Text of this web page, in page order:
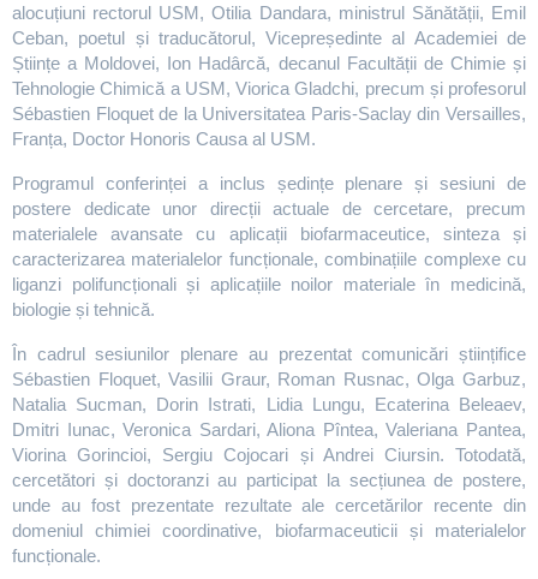
alocuțiuni rectorul USM, Otilia Dandara, ministrul Sănătății, Emil
Ceban, poetul și traducătorul, Vicepreședinte al Academiei de
Științe a Moldovei, Ion Hadârcă, decanul Facultății de Chimie și
Tehnologie Chimică a USM, Viorica Gladchi, precum și profesorul
Sébastien Floquet de la Universitatea Paris-Saclay din Versailles,
Franța, Doctor Honoris Causa al USM.
Programul conferinței a inclus ședințe plenare și sesiuni de
postere dedicate unor direcții actuale de cercetare, precum
materialele avansate cu aplicații biofarmaceutice, sinteza și
caracterizarea materialelor funcționale, combinațiile complexe cu
liganzi polifuncționali și aplicațiile noilor materiale în medicină,
biologie și tehnică.
În cadrul sesiunilor plenare au prezentat comunicări științifice
Sébastien Floquet, Vasilii Graur, Roman Rusnac, Olga Garbuz,
Natalia Sucman, Dorin Istrati, Lidia Lungu, Ecaterina Beleaev,
Dmitri Iunac, Veronica Sardari, Aliona Pîntea, Valeriana Pantea,
Viorina Gorincioi, Sergiu Cojocari și Andrei Ciursin. Totodată,
cercetători și doctoranzi au participat la secțiunea de postere,
unde au fost prezentate rezultate ale cercetărilor recente din
domeniul chimiei coordinative, biofarmaceuticii și materialelor
funcționale.